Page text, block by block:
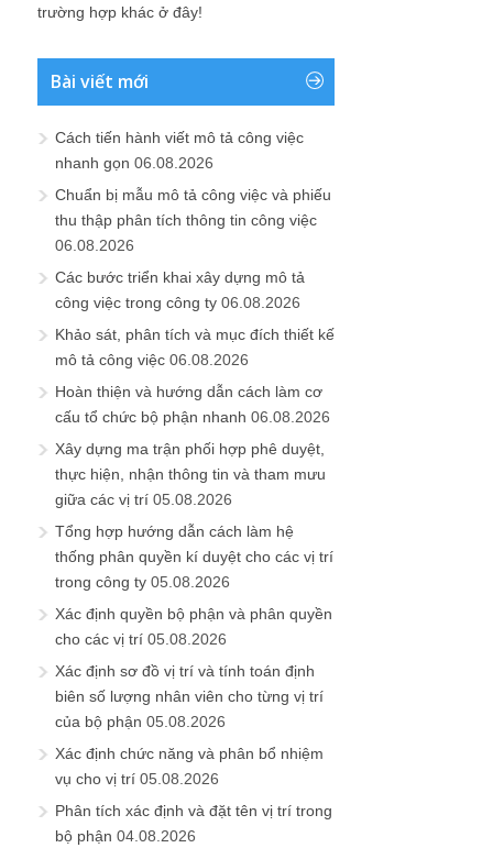
trường hợp khác ở đây!
Bài viết mới
Cách tiến hành viết mô tả công việc
nhanh gọn 06.08.2026
Chuẩn bị mẫu mô tả công việc và phiếu
thu thập phân tích thông tin công việc
06.08.2026
Các bước triển khai xây dựng mô tả
công việc trong công ty 06.08.2026
Khảo sát, phân tích và mục đích thiết kế
mô tả công việc 06.08.2026
Hoàn thiện và hướng dẫn cách làm cơ
cấu tổ chức bộ phận nhanh 06.08.2026
Xây dựng ma trận phối hợp phê duyệt,
thực hiện, nhận thông tin và tham mưu
giữa các vị trí 05.08.2026
Tổng hợp hướng dẫn cách làm hệ
thống phân quyền kí duyệt cho các vị trí
trong công ty 05.08.2026
Xác định quyền bộ phận và phân quyền
cho các vị trí 05.08.2026
Xác định sơ đồ vị trí và tính toán định
biên số lượng nhân viên cho từng vị trí
của bộ phận 05.08.2026
Xác định chức năng và phân bổ nhiệm
vụ cho vị trí 05.08.2026
Phân tích xác định và đặt tên vị trí trong
bộ phận 04.08.2026